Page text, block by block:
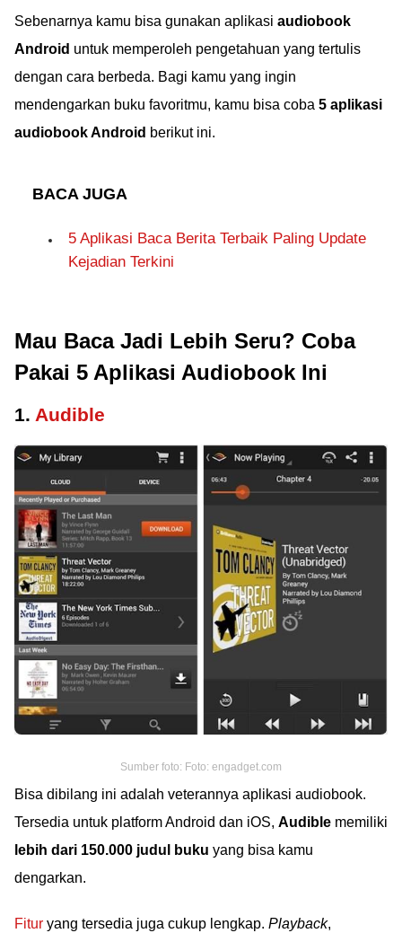
Sebenarnya kamu bisa gunakan aplikasi audiobook
Android untuk memperoleh pengetahuan yang tertulis
dengan cara berbeda. Bagi kamu yang ingin
mendengarkan buku favoritmu, kamu bisa coba 5 aplikasi
audiobook Android berikut ini.
BACA JUGA
5 Aplikasi Baca Berita Terbaik Paling Update
Kejadian Terkini
Mau Baca Jadi Lebih Seru? Coba
Pakai 5 Aplikasi Audiobook Ini
1. Audible
Sumber foto: Foto: engadget.com
Bisa dibilang ini adalah veterannya aplikasi audiobook.
Tersedia untuk platform Android dan iOS, Audible memiliki
lebih dari 150.000 judul buku yang bisa kamu
dengarkan.
Fitur yang tersedia juga cukup lengkap. Playback,